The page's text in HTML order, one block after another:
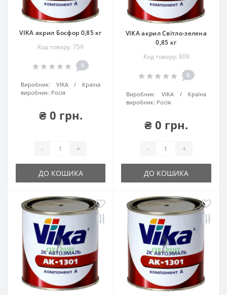
VIKA акрил Босфор 0,85 кг
Код товару: 759
0
Виробник: VIKA
Країна
виробник: Росія
₴ 0 грн.
- +
ДО КОШИКА
VIKA акрил Світло-зелена
0,85 кг
Код товару: 809
0
Виробник: VIKA
Країна
виробник: Росія
₴ 0 грн.
- +
ДО КОШИКА